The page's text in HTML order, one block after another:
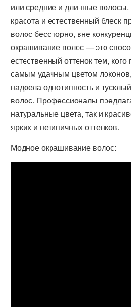
или средние и длинные
красота и естественный блеск
волос бесспорно, вне
окрашивание волос — это
естественный оттенок тем,
самым удачным цветом
надоела однотипность и
волос. Профессионалы
натуральные цвета, так и
ярких и нетипичных оттенков.
Модное окрашивание волос: